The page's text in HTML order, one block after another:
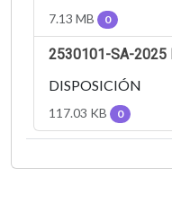
7.13 MB 0
2530101-SA-2025
DISPOSICIÓN
117.03 KB 0